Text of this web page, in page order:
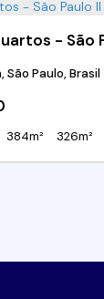
São Paulo, Brasil
384m² 326m²